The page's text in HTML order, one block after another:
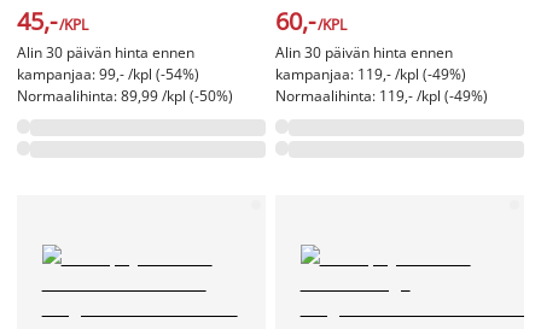
45,-/KPL
Alin 30 päivän hinta ennen
kampanjaa: 99,- /kpl (-54%)
Normaalihinta: 89,99 /kpl (-50%)
60,-/KPL
Alin 30 päivän hinta ennen
kampanjaa: 119,- /kpl (-49%)
Normaalihinta: 119,- /kpl (-49%)